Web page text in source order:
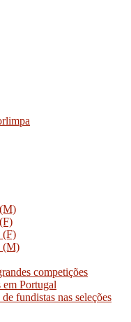
(F)
(M)
competições
em Portugal
fundistas nas seleções